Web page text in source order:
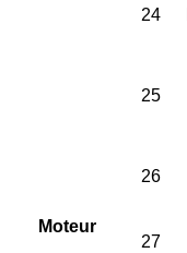
24
Moteur
25
26
27